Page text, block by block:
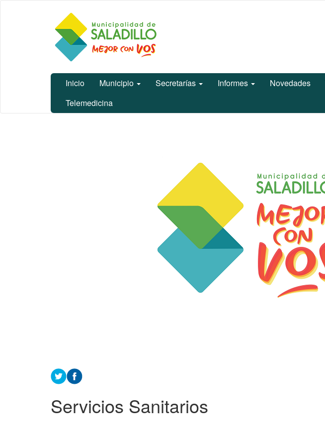
Municipalidad
de Saladillo
Inicio Municipio Secretarías Informes Novedades
Telemedicina
Servicios Sanitarios